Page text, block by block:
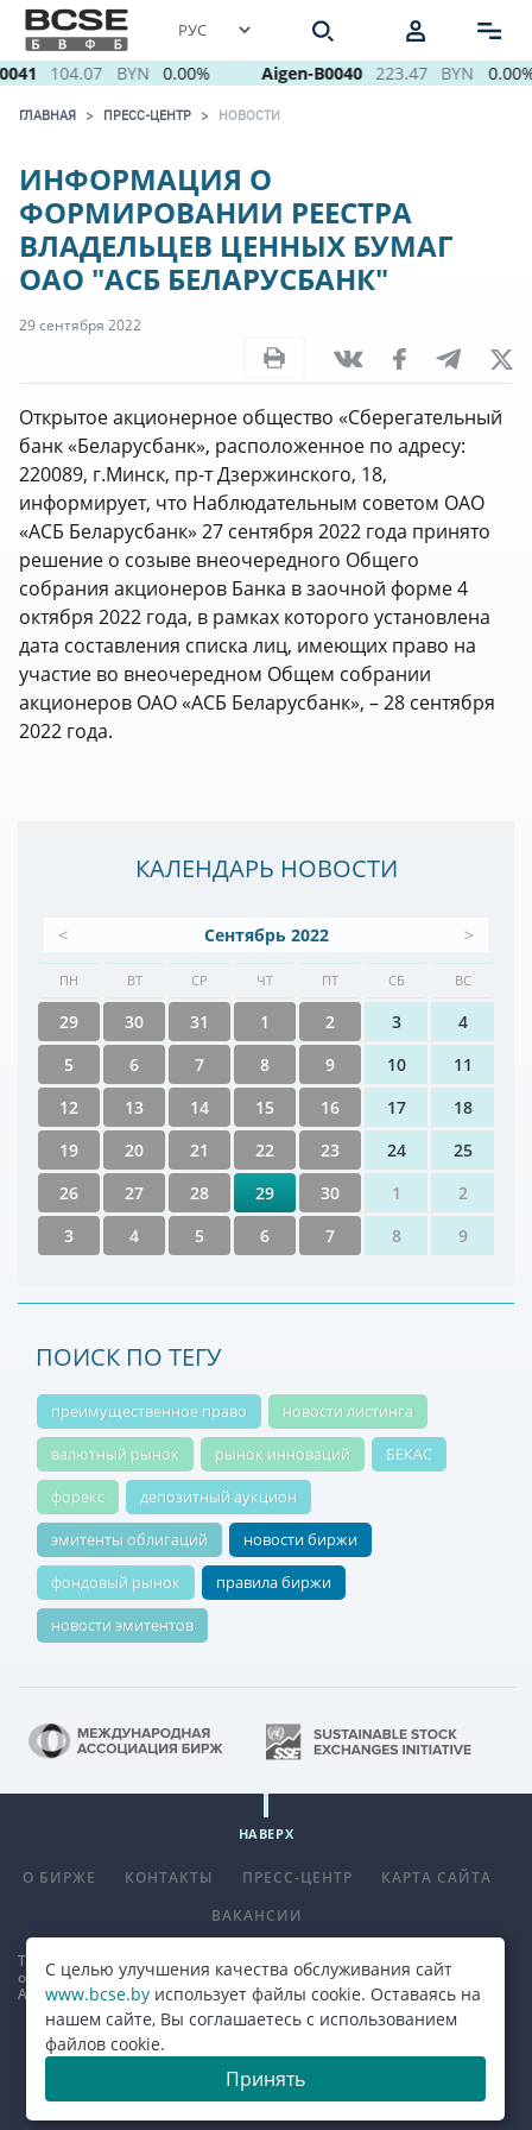
104.07 BYN 0.00% Aigen-B0040 223.47 BYN 0.00%
ГЛАВНАЯ ПРЕСС-ЦЕНТР НОВОСТИ
ИНФОРМАЦИЯ О
ФОРМИРОВАНИИ РЕЕСТРА
ВЛАДЕЛЬЦЕВ ЦЕННЫХ БУМАГ
ОАО "АСБ БЕЛАРУСБАНК"
29 сентября 2022
Открытое акционерное общество «Сберегательный
банк «Беларусбанк», расположенное по адресу:
220089, г.Минск, пр-т Дзержинского, 18,
информирует, что Наблюдательным советом ОАО
«АСБ Беларусбанк» 27 сентября 2022 года принято
решение о созыве внеочередного Общего
собрания акционеров Банка в заочной форме 4
октября 2022 года, в рамках которого установлена
дата составления списка лиц, имеющих право на
участие во внеочередном Общем собрании
акционеров ОАО «АСБ Беларусбанк», – 28 сентября
2022 года.
КАЛЕНДАРЬ НОВОСТИ
< Сентябрь 2022 >
ПН ВТ СР ЧТ ПТ СБ ВС
29 30 31 1 2 3
4
5
6 7 8 9 10
11
12
13 14 15 16 17
18
19
20 21 22 23 24
25
26
27 28 29 30 1
2
3
4 5 6 7 8 9
ПОИСК ПО ТЕГУ
преимущественное право
новости листинга
валютный рынок
рынок инноваций
БЕКАС
форекс
депозитный аукцион
эмитенты облигаций
новости биржи
фондовый рынок
правила биржи
новости эмитентов
О БИРЖЕ КОНТАКТЫ ПРЕСС-ЦЕНТР
КАРТА САЙТА
ВАКАНСИИ
Телефон +375 (17) 390 14 70
. E-mail:
office@bcse.by .
Адрес: 220013 г. Минск ул. Сурганова д. 48а.Карта проезда
© 2026, ОАО "Белорусская валютно-фондовая биржа"
НАВЕРХ
С целью улучшения качества обслуживания сайт
www.bcse.by использует файлы cookie. Оставаясь на
нашем сайте, Вы соглашаетесь с использованием
файлов cookie.
Принять